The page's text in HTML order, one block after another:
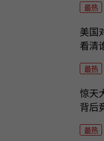
最热
美国
看清
最热
惊天
背后
最热